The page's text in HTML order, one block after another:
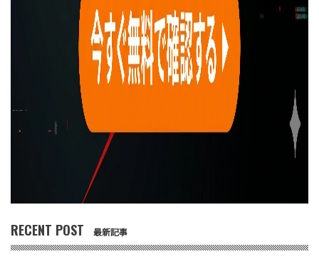
RECENT POST 最新記事